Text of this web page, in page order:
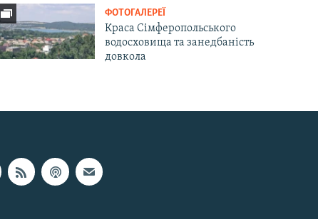
ФОТОГАЛЕРЕЇ
Краса Сімферопольського
водосховища та занедбаність
довкола